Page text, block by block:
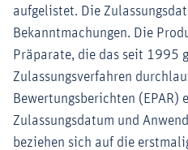
aufgelistet. Die
Bekanntmachungen. Die
Präparate, die das seit 1995
Zulassungsverfahren
Bewertungsberichten (EPAR)
Zulassungsdatum und
beziehen sich auf die